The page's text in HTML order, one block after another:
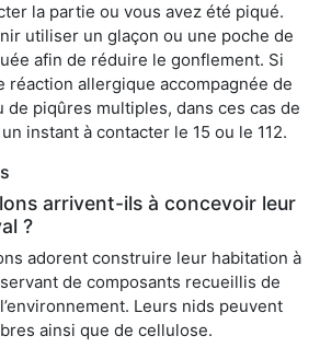
la partie ou vous avez été piqué.
utiliser un glaçon ou une poche de
afin de réduire le gonflement. Si
réaction allergique accompagnée de
piqûres multiples, dans ces cas de
instant à contacter le 15 ou le 112.
arrivent-ils à concevoir leur
?
adorent construire leur habitation à
de composants recueillis de
Leurs nids peuvent
ainsi que de cellulose.